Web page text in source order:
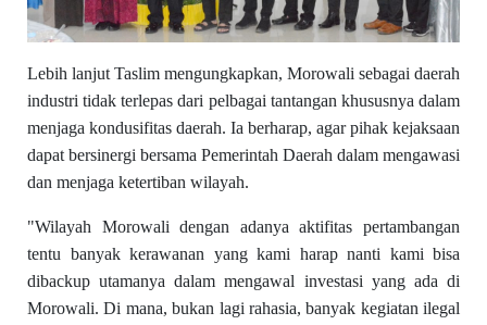
Lebih lanjut Taslim mengungkapkan, Morowali sebagai daerah
industri tidak terlepas dari pelbagai tantangan khususnya dalam
menjaga kondusifitas daerah. Ia berharap, agar pihak kejaksaan
dapat bersinergi bersama Pemerintah Daerah dalam mengawasi
dan menjaga ketertiban wilayah.
"Wilayah Morowali dengan adanya aktifitas pertambangan
tentu banyak kerawanan yang kami harap nanti kami bisa
dibackup utamanya dalam mengawal investasi yang ada di
Morowali. Di mana, bukan lagi rahasia, banyak kegiatan ilegal